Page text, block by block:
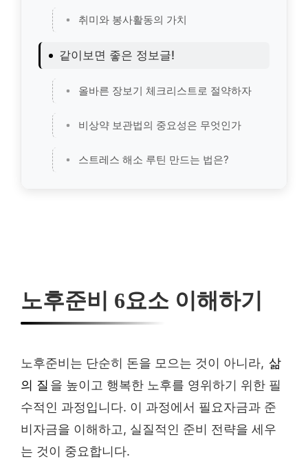
취미와 봉사활동의 가치
같이보면 좋은 정보글!
올바른 장보기 체크리스트로 절약하자
비상약 보관법의 중요성은 무엇인가
스트레스 해소 루틴 만드는 법은?
노후준비 6요소 이해하기
노후준비는 단순히 돈을 모으는 것이 아니라, 삶
의 질 을 높이고 행복한 노후를 영위하기 위한 필
수적인 과정입니다. 이 과정에서 필요자금과 준
비자금을 이해하고, 실질적인 준비 전략을 세우
는 것이 중요합니다.